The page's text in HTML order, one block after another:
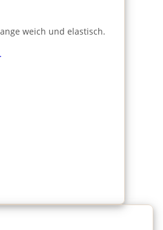
weich und elastisch.